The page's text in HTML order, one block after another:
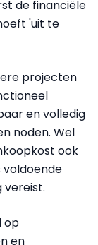
de financiële
'uit te
projecten
en volledig
noden. Wel
ook
voldoende
vereist.
op
en